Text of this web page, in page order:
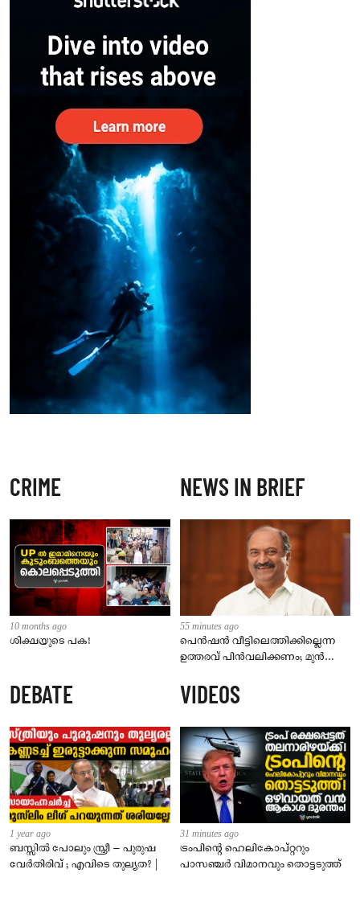
CRIME
10 months ago
ശിക്ഷയുടെ പക!
NEWS IN BRIEF
55 minutes ago
പെൻഷൻ വീട്ടിലെത്തിക്കില്ലെന്ന
ഉത്തരവ് പിൻവലിക്കണം; മുൻ
DEBATE
1 year ago
ബസ്സിൽ പോലും സ്ത്രീ – പുരുഷ
വേർതിരിവ് ; എവിടെ തുല്യത? |
VIDEOS
31 minutes ago
ട്രംപിന്റെ ഹെലികോപ്റ്ററും
പാസഞ്ചര്‍ വിമാനവും തൊട്ടടുത്ത്